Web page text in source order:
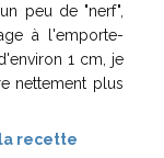
peu de "nerf",
à l'emporte-
1 cm, je
nettement plus
recette